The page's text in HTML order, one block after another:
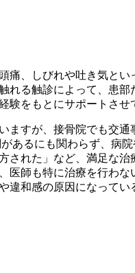
、しびれや吐き気と
る触診によって、患
をもとにサポートさせ
すが、接骨院でも交
あるにも関わらず、病
れた」など、満足な
師も特に治療を行わ
和感の原因になって